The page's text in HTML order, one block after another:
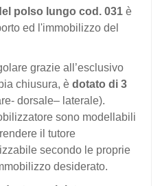
polso lungo cod. 031 è
ed l'immobilizzo del
grazie all’esclusivo
chiusura, è dotato di 3
dorsale– laterale).
sono modellabili
il tutore
secondo le proprie
desiderato.